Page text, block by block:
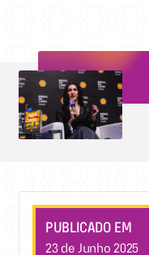
PUBLICADO EM
23 de Junho 2025